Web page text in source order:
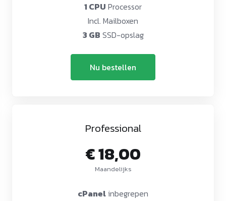
1 CPU Processor
Incl. Mailboxen
3 GB SSD-opslag
Nu bestellen
Professional
€ 18,00
Maandelijks
cPanelinbegrepen